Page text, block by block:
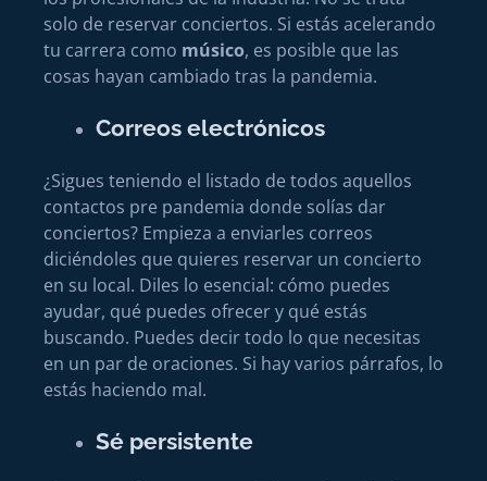
solo de reservar conciertos. Si estás acelerando
tu carrera como músico, es posible que las
cosas hayan cambiado tras la pandemia.
Correos electrónicos
¿Sigues teniendo el listado de todos aquellos
contactos pre pandemia donde solías dar
conciertos? Empieza a enviarles correos
diciéndoles que quieres reservar un concierto
en su local. Diles lo esencial: cómo puedes
ayudar, qué puedes ofrecer y qué estás
buscando. Puedes decir todo lo que necesitas
en un par de oraciones. Si hay varios párrafos, lo
estás haciendo mal.
Sé persistente